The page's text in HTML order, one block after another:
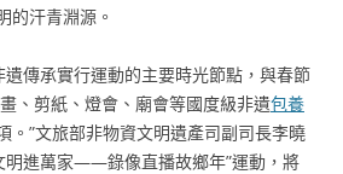
的汗青淵源。
遺傳承實行運動的主要時光節點，與春節
、剪紙、燈會、廟會等國度級非遺包養
。”文旅部非物資文明遺產司副司長李曉
明進萬家——錄像直播故鄉年”運動，將